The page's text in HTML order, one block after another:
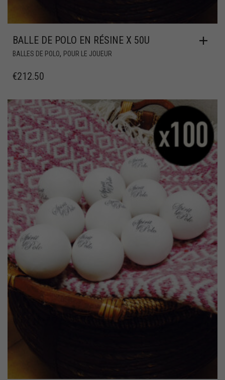
BALLE DE POLO EN RÉSINE X 50U
BALLES DE POLO, POUR LE JOUEUR
€212.50